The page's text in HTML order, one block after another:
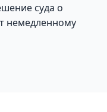
суда о
немедленному